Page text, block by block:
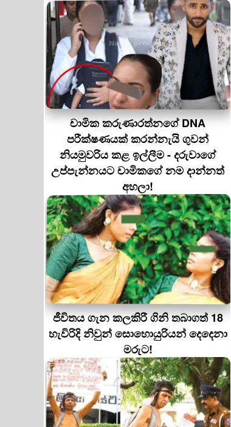
චාමික කරුණාරත්නගේ DNA
පරීක්ෂණයක් කරන්නැයි ගුවන්
නියමුවරිය කළ ඉල්ලීම - දරුවාගේ
උප්පැන්නයට චාමිකගේ නම දාන්නත්
අහලා!
ජීවිතය ගැන කලකිරී ගිනි තබාගත් 18
හැවිරිදි නිවුන් සොහොයුරියන් දෙදෙනා
මරුට!